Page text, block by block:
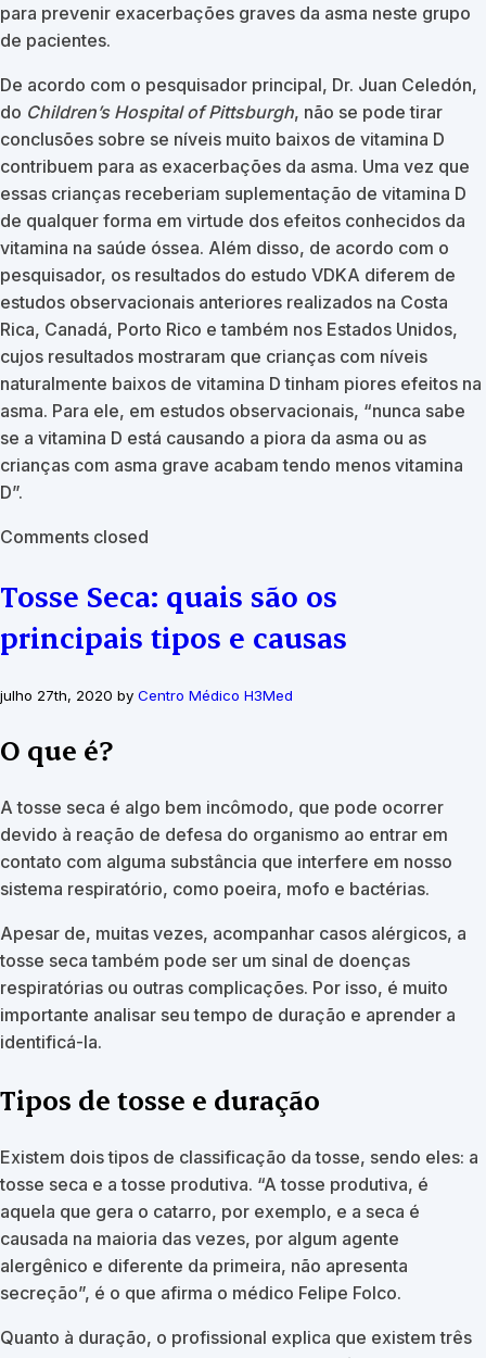
para prevenir exacerbações graves da asma neste grupo
de pacientes.
De acordo com o pesquisador principal, Dr. Juan Celedón,
do Children’s Hospital of Pittsburgh, não se pode tirar
conclusões sobre se níveis muito baixos de vitamina D
contribuem para as exacerbações da asma. Uma vez que
essas crianças receberiam suplementação de vitamina D
de qualquer forma em virtude dos efeitos conhecidos da
vitamina na saúde óssea. Além disso, de acordo com o
pesquisador, os resultados do estudo VDKA diferem de
estudos observacionais anteriores realizados na Costa
Rica, Canadá, Porto Rico e também nos Estados Unidos,
cujos resultados mostraram que crianças com níveis
naturalmente baixos de vitamina D tinham piores efeitos na
asma. Para ele, em estudos observacionais, “nunca sabe
se a vitamina D está causando a piora da asma ou as
crianças com asma grave acabam tendo menos vitamina
D”.
Comments closed
Tosse Seca: quais são os
principais tipos e causas
julho 27th, 2020 by Centro Médico H3Med
O que é?
A tosse seca é algo bem incômodo, que pode ocorrer
devido à reação de defesa do organismo ao entrar em
contato com alguma substância que interfere em nosso
sistema respiratório, como poeira, mofo e bactérias.
Apesar de, muitas vezes, acompanhar casos alérgicos, a
tosse seca também pode ser um sinal de doenças
respiratórias ou outras complicações. Por isso, é muito
importante analisar seu tempo de duração e aprender a
identificá-la.
Tipos de tosse e duração
Existem dois tipos de classificação da tosse, sendo eles: a
tosse seca e a tosse produtiva. “A tosse produtiva, é
aquela que gera o catarro, por exemplo, e a seca é
causada na maioria das vezes, por algum agente
alergênico e diferente da primeira, não apresenta
secreção”, é o que afirma o médico Felipe Folco.
Quanto à duração, o profissional explica que existem três